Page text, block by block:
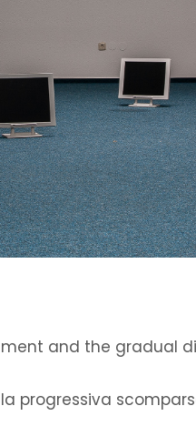
and the gradual
progressiva